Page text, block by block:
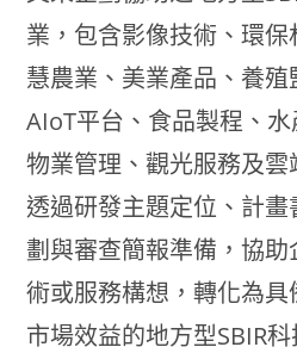
業，包含影像技術、環
慧農業、美業產品、養殖
AIoT平台、食品製程、
物業管理、觀光服務及雲
透過研發主題定位、計
劃與審查簡報準備，協
術或服務構想，轉化為
市場效益的地方型SBIR科